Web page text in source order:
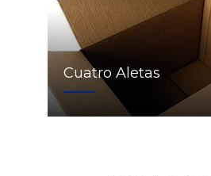
Cuatro Aletas